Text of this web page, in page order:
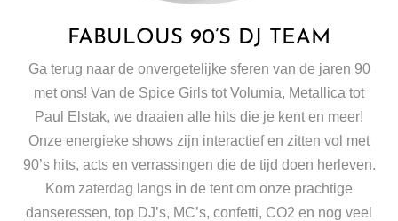
FABULOUS 90’S DJ TEAM
Ga terug naar de onvergetelijke sferen van de jaren 90
met ons! Van de Spice Girls tot Volumia, Metallica tot
Paul Elstak, we draaien alle hits die je kent en meer!
Onze energieke shows zijn interactief en zitten vol met
90’s hits, acts en verrassingen die de tijd doen herleven.
Kom zaterdag langs in de tent om onze prachtige
danseressen, top DJ’s, MC’s, confetti, CO2 en nog veel